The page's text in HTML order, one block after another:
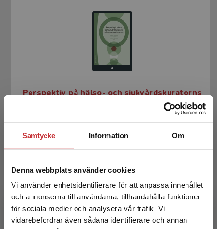
Samtycke Information Om
Denna webbplats använder cookies
Vi använder enhetsidentifierare för att anpassa innehållet
och annonserna till användarna, tillhandahålla funktioner
för sociala medier och analysera vår trafik. Vi
vidarebefordrar även sådana identifierare och annan
Begränsad fraktregion
Perspektiv på hälso- och sjukvårdskuratorns
233 krinkl. moms
Exkl. moms: 220 kr